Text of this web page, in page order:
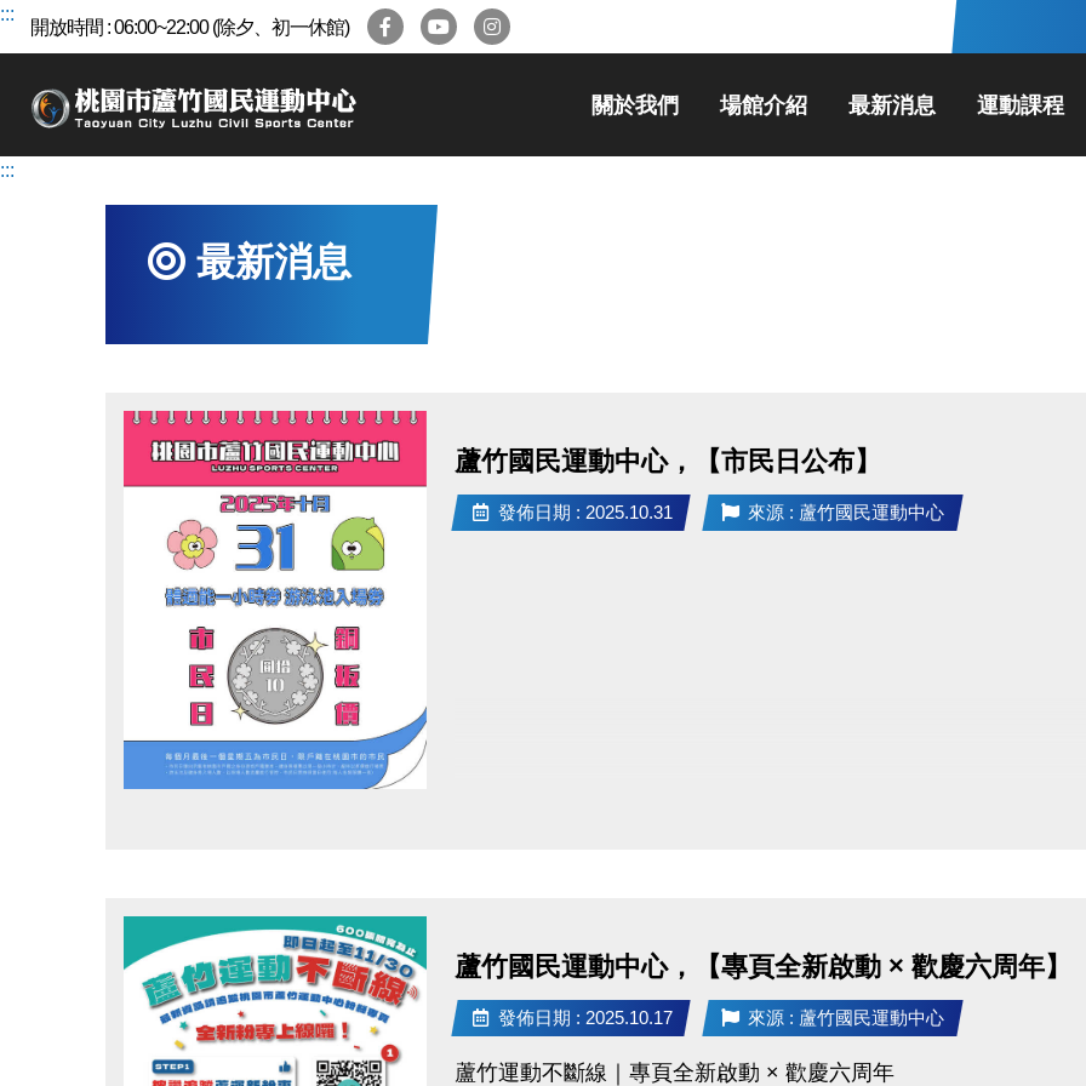
跳
區
:::
開放時間 : 06:00~22:00 (除夕、初一休館)
關於我們 場館介紹 最新消息 運動課程
:::
最新消息
蘆竹國民運動中心，【市民日公布】
發佈日期 : 2025.10.31 來源 : 蘆竹國民運動中心
蘆竹國民運動中心，【專頁全新啟動 × 歡慶六周年】
發佈日期 : 2025.10.17 來源 : 蘆竹國民運動中心
蘆竹運動不斷線｜專頁全新啟動 × 歡慶六周年